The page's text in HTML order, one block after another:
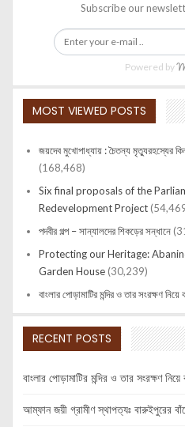
Subscribe our
Powered by
MOST VIEWED POSTS
জয়দেব মুখোপাধ্যায় : চৈতন্য মৃত্যুরহস্যের
(168,468)
Six final proposals of the
Redevelopment Project
পদবীর গল্প – সান্যালদের শিকড়ের সন্ধানে
Protecting our Heritage:
Garden House (30,239)
বাংলার পোড়ামাটির মন্দির ও তার সংরক্ষণ
RECENT POSTS
বাংলার পোড়ামাটির মন্দির ও তার সংরক্ষণ
আম্ফান জয়ী গ্রামীণ স্থাপত্যঃ বারুইপুরের